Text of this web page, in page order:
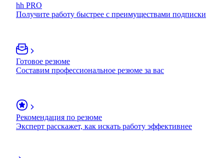
hh PRO
Получите работу быстрее с преимуществами подписки
Готовое резюме
Составим профессиональное резюме за вас
Рекомендация по резюме
Эксперт расскажет, как искать работу эффективнее